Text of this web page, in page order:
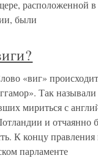
расположенной
были
«виг»
Так
мириться с
и отчаянно
К концу правления
парламенте